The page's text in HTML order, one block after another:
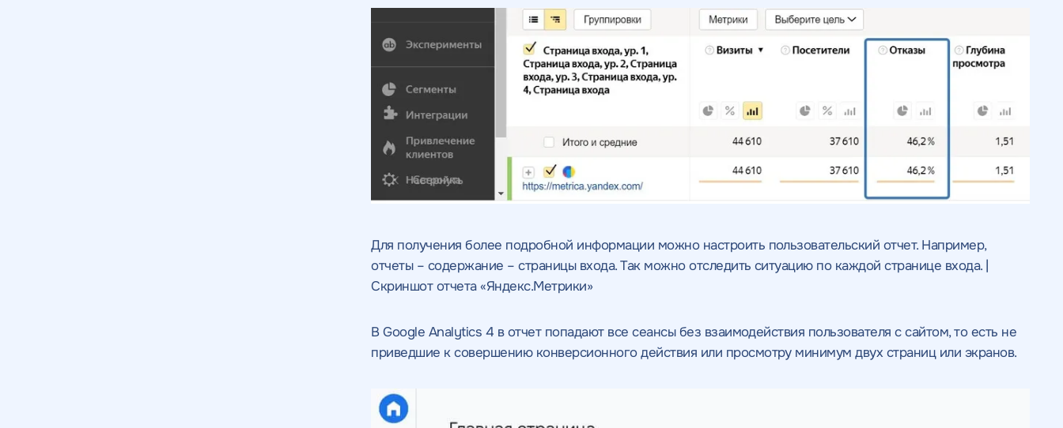
Для получения более подробной информации можно настроить пользовательский отчет. Например,
отчеты – содержание – страницы входа. Так можно отследить ситуацию по каждой странице входа. |
Скриншот отчета «Яндекс.Метрики»
В Google Analytics 4 в отчет попадают все сеансы без взаимодействия пользователя с сайтом, то есть не
приведшие к совершению конверсионного действия или просмотру минимум двух страниц или экранов.